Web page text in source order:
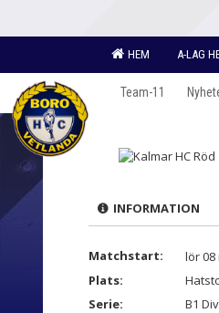
HEM A-LAG
Team-11
INFORMATION
Matchstart:
lör 08
Plats:
Serie:
B1